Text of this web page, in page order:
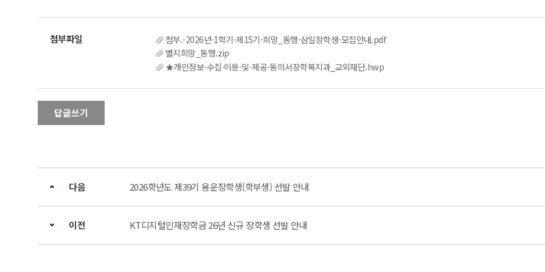
첨부.-2026년-1학기-제15기-희망_동행-삼일장학생-모집안내.pdf
별지희망_동행.zip
★개인정보-수집·이용-및-제공-동의서장학복지과_교외재단.hwp
답글쓰기
다음 2026학년도 제39기 용운장학생(학부생) 선발 안내
이전 KT디지털인재장학금 26년 신규 장학생 선발 안내